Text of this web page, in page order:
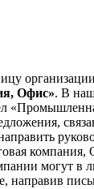
организации
Офис». В
компания,
могут в
направив